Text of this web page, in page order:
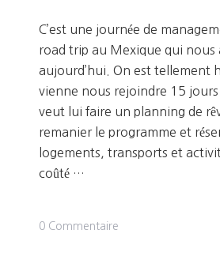
C’est une journée de
road trip au Mexique qui nous
aujourd’hui. On est tellement
vienne nous rejoindre 15
veut lui faire un planning de
remanier le programme et
logements, transports et
coûté …
0 Commentaire